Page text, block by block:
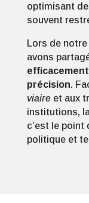
optimisant
souvent
Lors de
avons
précision.
viaire et aux
institutions,
c’est le
politique et